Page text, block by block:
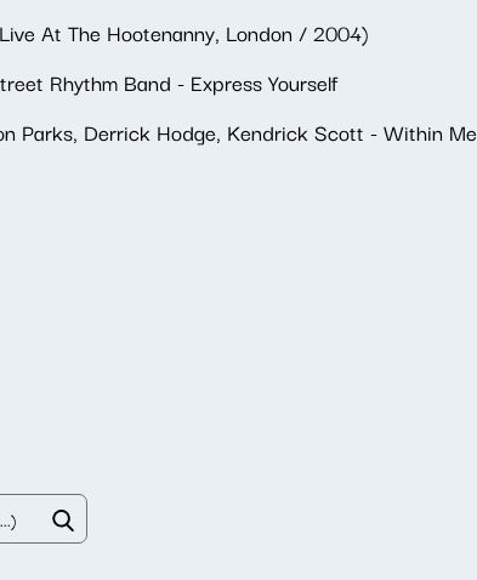
At The Hootenanny, London / 2004)
Rhythm Band - Express Yourself
Parks, Derrick Hodge, Kendrick Scott - Within Me